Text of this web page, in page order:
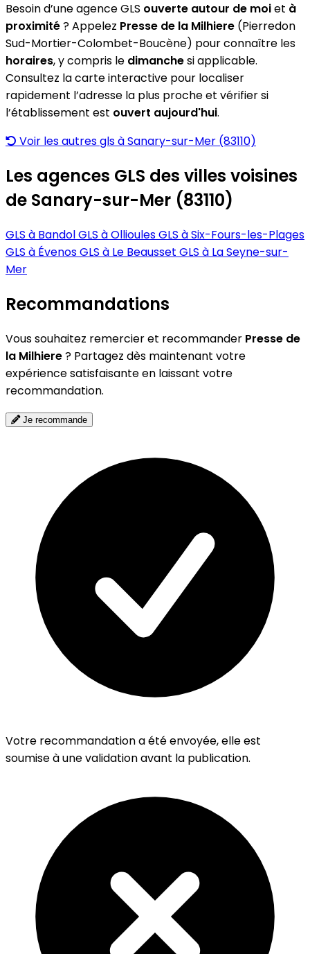
Besoin d’une agence GLS ouverte autour de moiet à
proximité? Appelez Presse de la Milhiere (Pierredon
Sud-Mortier-Colombet-Boucène) pour connaître les
horaires, y compris le dimanchesi applicable.
Consultez la carte interactive pour localiser
rapidement l’adresse la plus proche et vérifier si
l’établissement est ouvert aujourd'hui.
Voir les autres gls à Sanary-sur-Mer (83110)
Les agences GLS des villes voisines
de Sanary-sur-Mer (83110)
GLS à BandolGLS à OllioulesGLS à Six-Fours-les-Plages
GLS à ÉvenosGLS à Le Beausset GLS à La Seyne-sur-
Mer
Recommandations
Vous souhaitez remercier et recommander Presse de
la Milhiere? Partagez dès maintenant votre
expérience satisfaisante en laissant votre
recommandation.
Je recommande
Votre recommandation a été envoyée, elle est
soumise à une validation avant la publication.